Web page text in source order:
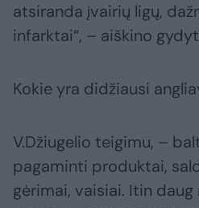
atsiranda įvairių ligų,
infarktai“, – aiškino
Kokie yra didžiausi
V.Džiugelio teigimu, –
pagaminti produktai,
gėrimai, vaisiai. Itin